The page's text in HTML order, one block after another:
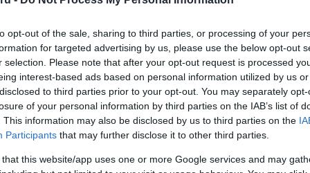
opt-out of the sale, sharing to third parties, or processing of your
for targeted advertising by us, please use the below opt-out
selection. Please note that after your opt-out request is processed
interest-based ads based on personal information utilized by us
to third parties prior to your opt-out. You may separately
of your personal information by third parties on the IAB’s list of
This information may also be disclosed by us to third parties on the
Participants that may further disclose it to other third parties.
that this website/app uses one or more Google services and may
nem
N/A